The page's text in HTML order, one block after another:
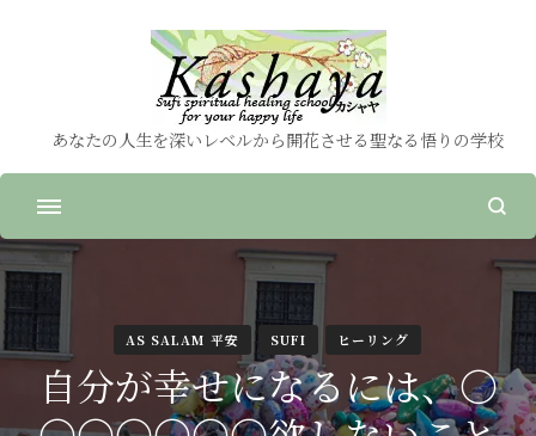
あなたの人生を深いレベルから開花させる聖なる悟りの学校
AS SALAM 平安 SUFI ヒーリング
自分が幸せになるには、〇